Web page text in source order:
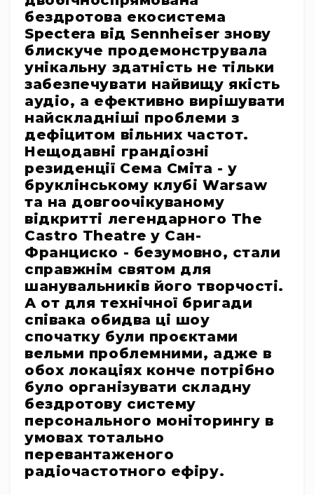
системи
Моніторінг
(IEM)
Приймачі
Передавачі
Мікрофонні
голови
Всі
радіосистеми
Аксесуари
та
комплектуючі
Антени
та
антенне
обладнання
Антени
RF
розподіл
RF
кабелі
RF
роз'їєми
Тайм-
коди
Генератори
тайм-
кодів
Приймачі
бездротова екосистема
Spectera від Sennheiser знову
блискуче продемонструвала
унікальну здатність не тільки
забезпечувати найвищу якість
аудіо, а ефективно вирішувати
найскладніші проблеми з
дефіцитом вільних частот.
Нещодавні грандіозні
резиденції Сема Сміта - у
бруклінському клубі Warsaw
та на довгоочікуваному
відкритті легендарного The
Castro Theatre у Сан-
Франциско - безумовно, стали
справжнім святом для
шанувальників його творчості.
А от для технічної бригади
співака обидва ці шоу
спочатку були проєктами
вельми проблемними, адже в
обох локаціях конче потрібно
було організувати складну
бездротову систему
персонального моніторингу в
умовах тотально
перевантаженого
радіочастотного ефіру.